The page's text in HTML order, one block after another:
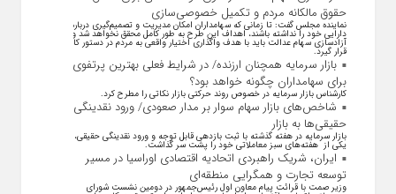
حقوق مالکانه مردم و تکمیل خصوصی‌سازی
نماینده مجلس گفت: تا زمانی که سهامداران امکان مدیریت و تصمیم‌گیری درباره
دارایی خود را نداشته باشند، اهداف این طرح به طور کامل محقق نخواهد شد و
آزادسازی سهام عدالت باید با هدف واگذاری اختیار واقعی به مردم در دستور کار
قرار گیرد.
بازار سرمایه همچنان ارزنده/ در شرایط فعلی بهترین پرتفوی
برای سهامداران چگونه خواهد بود؟
کارشناس بازار سرمایه در خصوص روند حرکتی بازار نکاتی را مطرح کرد.
شاخص‌های بازار سهام سوار بر مدار صعودی/ ورود نقدینگی
حقیقی‌ها به بازار
بازار سرمایه در هفته گذشته با ثبت بازدهی قابل توجه و ورود نقدینگی حقیقی،
یکی از هفته‌های سبز معاملاتی خود را پشت سر گذاشت.
ایران، شریک راهبردی اتحادیه اقتصادی اوراسیا در مسیر
توسعه تجارت و همگرایی منطقه‌ای
وزیر صمت با قرائت پیام معاون اول رئیس‌جمهور در دومین نشست شورای